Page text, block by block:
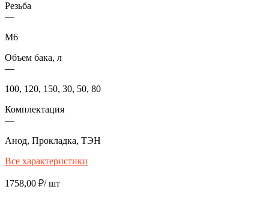
Резьба
—
М6
Объем бака, л
—
100, 120, 150, 30, 50, 80
Комплектация
—
Анод, Прокладка, ТЭН
Все характеристики
1758,00 ₽/ шт